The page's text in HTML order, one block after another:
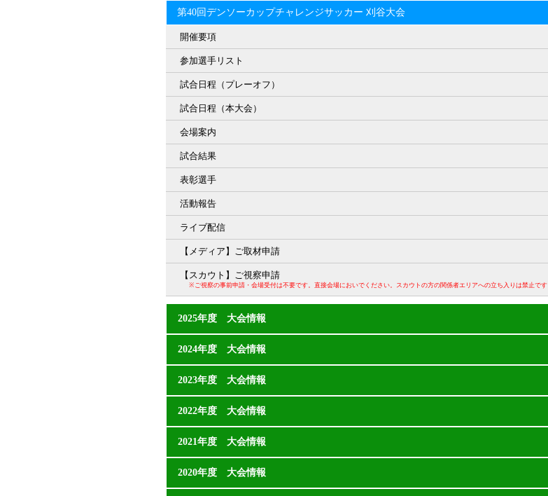
第40回デンソーカップチャレンジサッカー 刈谷大会
開催要項
参加選手リスト
試合日程（プレーオフ）
試合日程（本大会）
会場案内
試合結果
表彰選手
活動報告
ライブ配信
【メディア】ご取材申請
【スカウト】ご視察申請
※ご視察の事前申請・会場受付は不要です。直接会場においでください。スカウトの方の関係者エリアへの立ち入りは禁止です
2025年度 大会情報
2024年度 大会情報
2023年度 大会情報
2022年度 大会情報
2021年度 大会情報
2020年度 大会情報